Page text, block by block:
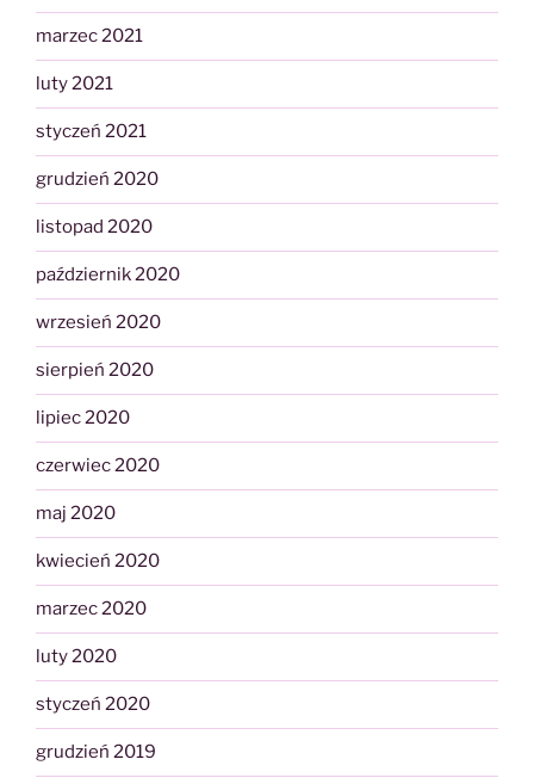
marzec 2021
luty 2021
styczeń 2021
grudzień 2020
listopad 2020
październik 2020
wrzesień 2020
sierpień 2020
lipiec 2020
czerwiec 2020
maj 2020
kwiecień 2020
marzec 2020
luty 2020
styczeń 2020
grudzień 2019